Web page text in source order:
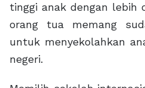
tinggi anak dengan lebih
orang tua memang
untuk menyekolahkan
negeri.